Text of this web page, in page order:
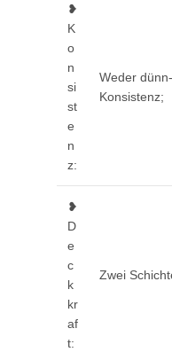
❥
K
o
n
si
st
e
n
z:
Weder
Konsistenz;
❥
D
e
c
k
kr
af
t:
Zwei